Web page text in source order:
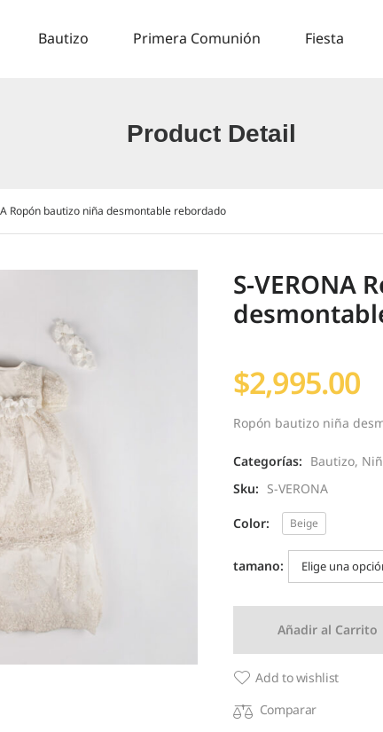
Bautizo Primera Comunión Fiesta
Product Detail
Ropón bautizo niña desmontable rebordado
S-VERONA
$2,995.00
Ropón bautizo niña
Categorías: Bautizo,
Sku: S-VERONA
Color: Beige
tamano:
Añadir al Carrito
Add to wishlist
Comparar